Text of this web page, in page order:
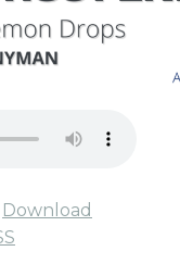
Download